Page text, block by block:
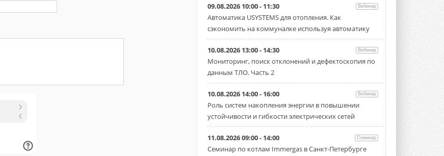
Китайская Shenling представила
линейку тепловых насосов
«воздух-вода» на R290
Серия ThermaX R290 All-In-One
включает три модели ...
Тепловые насосы в связке с
солнечной генерацией и
накопителем снижают
потребление на 60%
Исследователи из Италии установили ...
4 АВГУСТА 2026
«РУСКЛИМАТ Fest 2026» в Уфе
собрал свыше 700 профи
климатической отрасли
09.08.2026 10:00 - 11:30 Вебинар
Автоматика USYSTEMS для отопления. Как
сэкономить на коммуналке используя автоматику
10.08.2026 13:00 - 14:30 Вебинар
Мониторинг, поиск отклонений и дефектоскопия по
данным ТЛО. Часть 2
10.08.2026 14:00 - 16:00 Вебинар
Роль систем накопления энергии в повышении
устойчивости и гибкости электрических сетей
11.08.2026 09:00 - 14:00 Семинар
Семинар по котлам Immergas в Санкт-Петербурге